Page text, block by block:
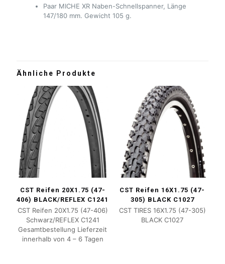
Paar MICHE XR Naben-Schnellspanner, Länge
147/180 mm. Gewicht 105 g.
Ähnliche Produkte
CST Reifen 20X1.75 (47-
406) BLACK/REFLEX C1241
CST Reifen 20X1.75 (47-406)
Schwarz/REFLEX C1241
Gesamtbestellung Lieferzeit
innerhalb von 4 – 6 Tagen
CST Reifen 16X1.75 (47-
305) BLACK C1027
CST TIRES 16X1.75 (47-305)
BLACK C1027